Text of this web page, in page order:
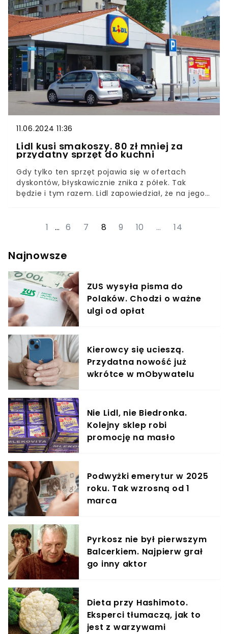
czytelniczka.
11.06.2024 11:36
Lidl kusi smakoszy. 80 zł mniej za
przydatny sprzęt do kuchni
Gdy tylko ten sprzęt pojawia się w ofertach
dyskontów, błyskawicznie znika z półek. Tak
będzie i tym razem. Lidl zapowiedział, że na jego
świecie. Nic dziwnego, bo pozwalają gotować
1 … 6 7 8 9 10 … 14
Najnowsze
ZUS wysyła pisma do
Polaków. Chodzi o ważne
ulgi od opłat
Kierowcy się ucieszą.
Przydatna nowość już
wkrótce w mObywatelu
Nie Lidl, nie Biedronka.
Kolejny sklep robi
promocję na masło
Podwyżki emerytur w 2025
roku. Tak wzrosną od 1
marca
Pyrkosz nie był pierwszym
Balcerkiem. Najpierw grał
go inny aktor
Dieta przy Hashimoto.
Eksperci tłumaczą, jak to
jest z warzywami